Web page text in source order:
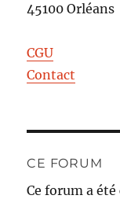
45100 Orléans
CGU
Contact
CE FORUM
Ce forum a